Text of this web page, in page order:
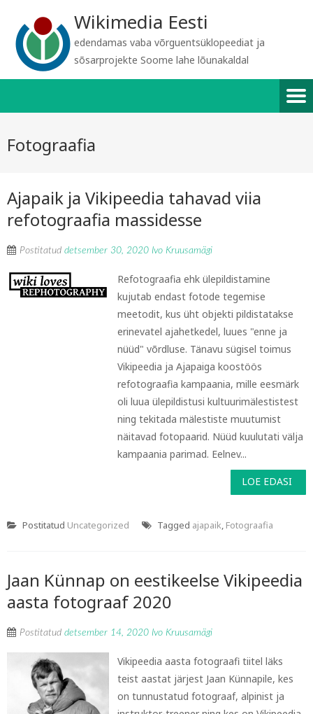
Wikimedia Eesti
edendamas vaba võrguentsüklopeediat ja
sõsarprojekte Soome lahe lõunakaldal
Fotograafia
Ajapaik ja Vikipeedia tahavad viia
refotograafia massidesse
Postitatud detsember 30, 2020 Ivo Kruusamägi
Refotograafia ehk ülepildistamine
kujutab endast fotode tegemise
meetodit, kus üht objekti pildistatakse
erinevatel ajahetkedel, luues "enne ja
nüüd" võrdluse. Tänavu sügisel toimus
Vikipeedia ja Ajapaiga koostöös
refotograafia kampaania, mille eesmärk
oli luua ülepildistusi kultuurimälestistest
ning tekitada mälestiste muutumist
näitavad fotopaarid. Nüüd kuulutati välja
kampaania parimad. Eelnev...
LOE EDASI
Postitatud Uncategorized Tagged ajapaik, Fotograafia
Jaan Künnap on eestikeelse Vikipeedia
aasta fotograaf 2020
Postitatud detsember 14, 2020 Ivo Kruusamägi
Vikipeedia aasta fotograafi tiitel läks
teist aastat järjest Jaan Künnapile, kes
on tunnustatud fotograaf, alpinist ja